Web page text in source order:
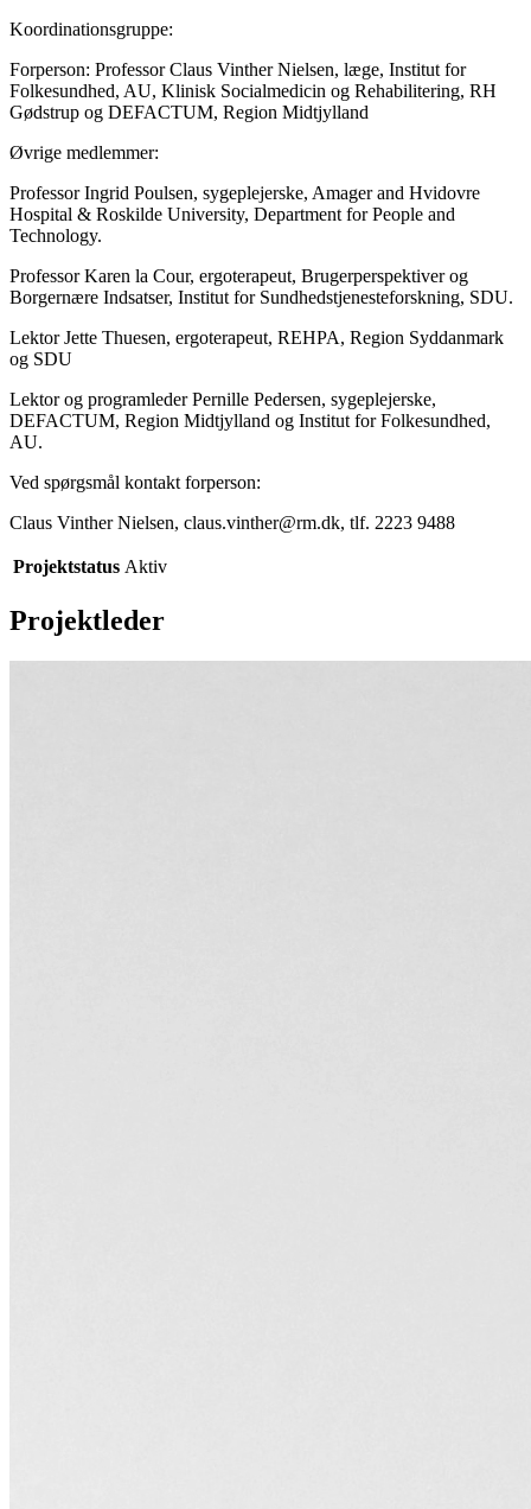
Koordinationsgruppe:
Forperson: Professor Claus Vinther Nielsen, læge, Institut for
Folkesundhed, AU, Klinisk Socialmedicin og Rehabilitering, RH
Gødstrup og DEFACTUM, Region Midtjylland
Øvrige medlemmer:
Professor Ingrid Poulsen, sygeplejerske, Amager and Hvidovre
Hospital & Roskilde University, Department for People and
Technology.
Professor Karen la Cour, ergoterapeut, Brugerperspektiver og
Borgernære Indsatser, Institut for Sundhedstjenesteforskning, SDU.
Lektor Jette Thuesen, ergoterapeut, REHPA, Region Syddanmark
og SDU
Lektor og programleder Pernille Pedersen, sygeplejerske,
DEFACTUM, Region Midtjylland og Institut for Folkesundhed,
AU.
Ved spørgsmål kontakt forperson:
Claus Vinther Nielsen, claus.vinther@rm.dk, tlf. 2223 9488
Projektstatus Aktiv
Projektleder